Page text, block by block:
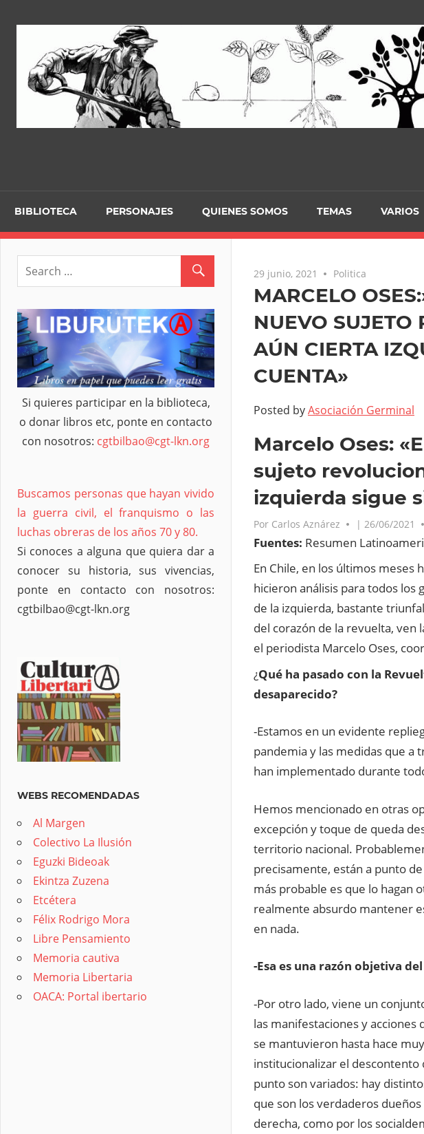
BIBLIOTECA PERSONAJES QUIENES SOMOS TEMAS VARIOS
29 junio, 2021 Politica
MARCELO
NUEVO SUJETO
AÚN CIERTA
CUENTA»
Posted byAsociación Germinal
Marcelo Oses:
sujeto
izquierda sigue
Por Carlos Aznárez | 26/06/2021
Fuentes: Resumen
En Chile, en los últimos meses
hicieron análisis para todos los
de la izquierda, bastante
del corazón de la revuelta, ven
el periodista Marcelo Oses,
¿Qué ha pasado con la
desaparecido?
-Estamos en un evidente
pandemia y las medidas que a
han implementado durante
Hemos mencionado en otras
excepción y toque de queda
territorio nacional.
precisamente, están a punto
más probable es que lo hagan
realmente absurdo mantener
en nada.
-Esa es una razón objetiva
-Por otro lado, viene un
las manifestaciones y
se mantuvieron hasta hace
institucionalizar el
punto son variados: hay
que son los verdaderos
derecha, como por los
Si quieres participar en la biblioteca,
o donar libros etc, ponte en contacto
con nosotros: cgtbilbao@cgt-lkn.org
Buscamos personas que hayan vivido
la guerra civil, el franquismo o las
luchas obreras de los años 70 y 80.
Si conoces a alguna que quiera dar a
conocer su historia, sus vivencias,
ponte en contacto con nosotros:
cgtbilbao@cgt-lkn.org
WEBS RECOMENDADAS
Al Margen
Colectivo La Ilusión
Eguzki Bideoak
Ekintza Zuzena
Etcétera
Félix Rodrigo Mora
Libre Pensamiento
Memoria cautiva
Memoria Libertaria
OACA: Portal ibertario